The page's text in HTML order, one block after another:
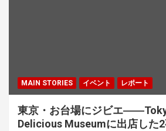
MAIN STORIES イベント レポート
東京・お台場にジビエ
Delicious Museumに出店した